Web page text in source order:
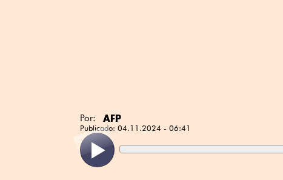
Por: AFP
Publicado: 04.11.2024 - 06:41